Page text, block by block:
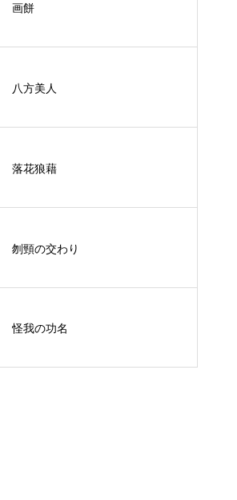
画餅
八方美人
落花狼藉
刎頸の交わり
怪我の功名